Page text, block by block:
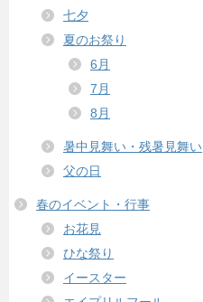
七夕
夏のお祭り
6月
7月
8月
暑中見舞い・残暑見舞い
父の日
春のイベント・行事
お花見
ひな祭り
イースター